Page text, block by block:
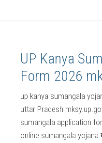
UP Kanya
Form 2026
up kanya sumangala
uttar Pradesh
sumangala application
online sumangala